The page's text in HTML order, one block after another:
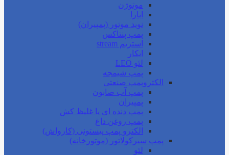
موتوژن
ابارا
نوید موتور (پمپیران)
پمپ پنتاکس
استریم stream
ایکار
لئو LEO
پمپ شیمجه
الکتروپمپ صنعتی
پمپ آب صابون
پمپیران
پمپ دنده ای یا غلیظ کش
پمپ روغن داغ
الکترو پمپ پیستونی (کارواش)
پمپ سیرکولاتور (موتورخانه)
لئو